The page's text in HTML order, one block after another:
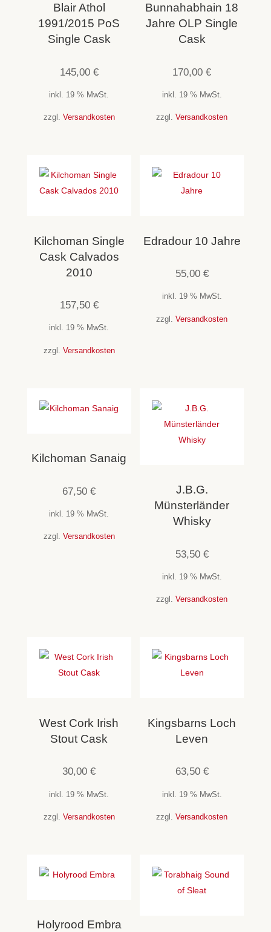
Blair Athol
1991/2015 PoS
Single Cask
145,00 €
inkl. 19 % MwSt.
zzgl. Versandkosten
Bunnahabhain 18
Jahre OLP Single
Cask
170,00€
inkl. 19 % MwSt.
zzgl.Versandkosten
Kilchoman Single
Cask Calvados
2010
157,50 €
inkl. 19 % MwSt.
zzgl. Versandkosten
Edradour 10 Jahre
55,00 €
inkl. 19 % MwSt.
zzgl.Versandkosten
Kilchoman Sanaig
67,50€
inkl. 19 % MwSt.
zzgl. Versandkosten
J.B.G.
Münsterländer
Whisky
53,50 €
inkl. 19 % MwSt.
zzgl.Versandkosten
West Cork Irish
Stout Cask
30,00€
inkl. 19 % MwSt.
zzgl. Versandkosten
Kingsbarns Loch
Leven
63,50 €
inkl. 19 % MwSt.
zzgl.Versandkosten
Holyrood Embra